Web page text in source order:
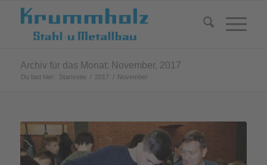
Archiv für das Monat: November, 2017
Du bist hier: Startseite / 2017 / November